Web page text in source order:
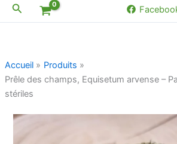
Rechercher
Accueil
Produits
Prêle des champs, Equisetum arvense –
stériles
quantité
de